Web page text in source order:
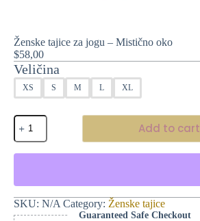
Ženske tajice za jogu – Mistično oko
$58,00
Veličina
XS S M L XL
Ženske
tajice
za
jogu
oko
quantity
Add to cart
SKU: N/A Category: Ženske tajice
Guaranteed Safe Checkout